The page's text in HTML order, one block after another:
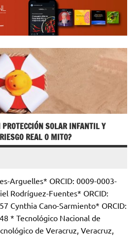
SOLAR INFANTIL Y
REAL O MITO?
Arguelles* ORCID: 0009-0003-
Rodríguez-Fuentes* ORCID:
Cynthia Cano-Sarmiento* ORCID:
* Tecnológico Nacional de
de Veracruz, Veracruz,